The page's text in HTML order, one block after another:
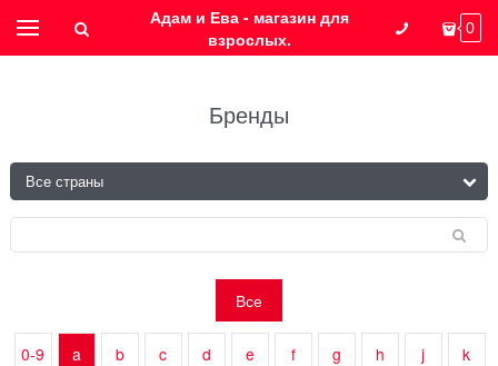
Адам и Ева - магазин для
взрослых.
0
Бренды
Все
0-9 a b c d e f g h j k